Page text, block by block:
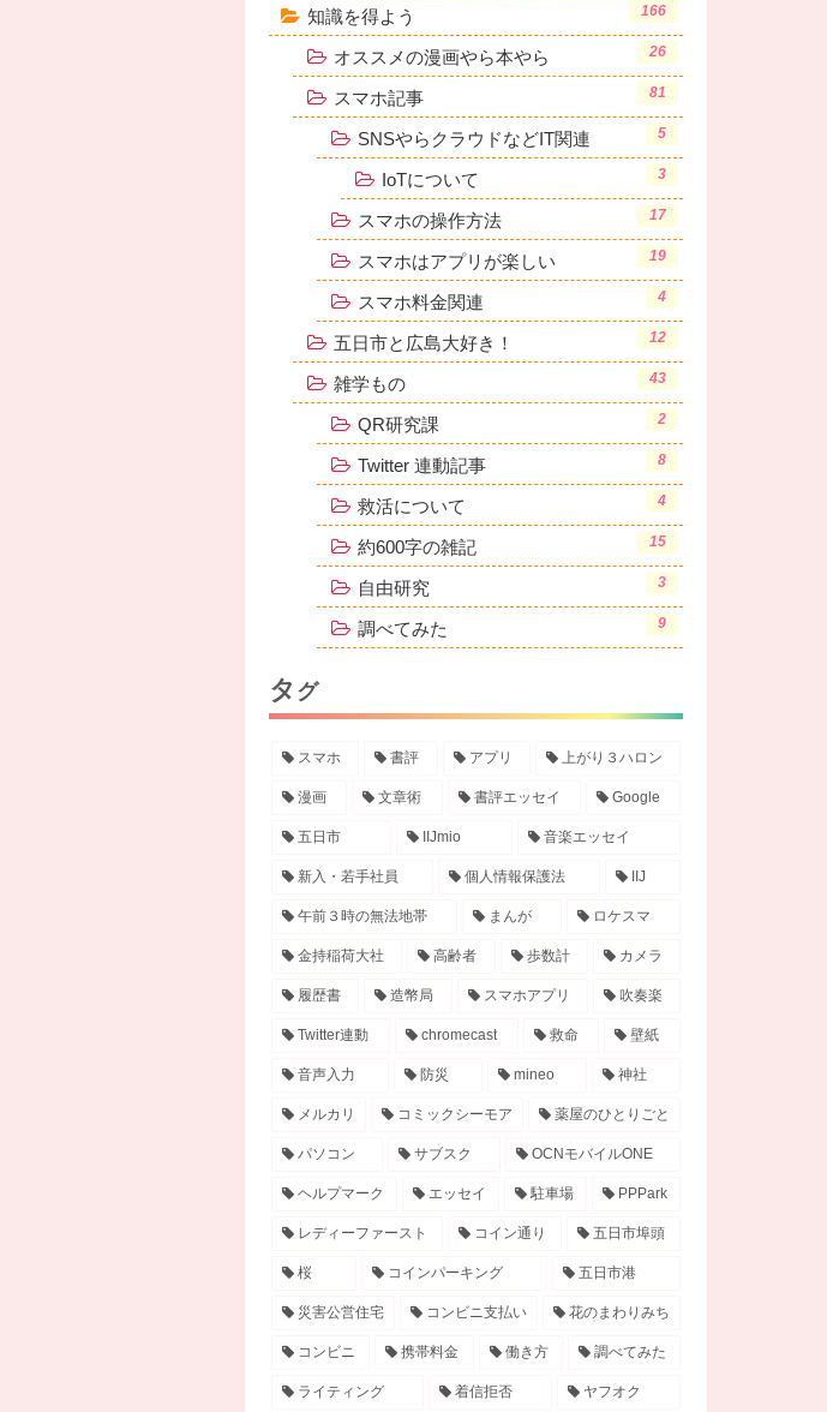
知識を得よう 166
オススメの漫画やら本やら 26
スマホ記事 81
SNSやらクラウドなどIT関連 5
IoTについて 3
スマホの操作方法 17
スマホはアプリが楽しい 19
スマホ料金関連 4
五日市と広島大好き！ 12
雑学もの 43
QR研究課 2
Twitter 連動記事 8
救活について 4
約600字の雑記 15
自由研究 3
調べてみた 9
タ グ
スマホ 書評 アプリ 上がり３ハロン
漫画 文章術 書評エッセイ Google
五日市 IIJmio 音楽エッセイ
新入・若手社員 個人情報保護法 IIJ
午前３時の無法地帯 まんが ロケスマ
金持稲荷大社 高齢者 歩数計 カメラ
履歴書 造幣局 スマホアプリ 吹奏楽
Twitter連動 chromecast 救命 壁紙
音声入力 防災 mineo 神社
メルカリ コミックシーモア 薬屋のひとりごと
パソコン サブスク OCNモバイルONE
ヘルプマーク エッセイ 駐車場 PPPark
レディーファースト コイン通り 五日市埠頭
桜 コインパーキング 五日市港
災害公営住宅 コンビニ支払い 花のまわりみち
コンビニ 携帯料金 働き方 調べてみた
ライティング 着信拒否 ヤフオク